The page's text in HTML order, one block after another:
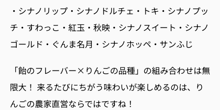
・シナノリップ・シナノドルチェ・トキ・シナノプッ
チ・すわっこ・紅玉・秋映・シナノスイート・シナノ
ゴールド・ぐんま名月・シナノホッペ・サンふじ
「飴のフレーバー×りんごの品種」の組み合わせは無
限大！ 来るたびにちがう味わいが楽しめるのは、り
んごの農家直営ならではですね！